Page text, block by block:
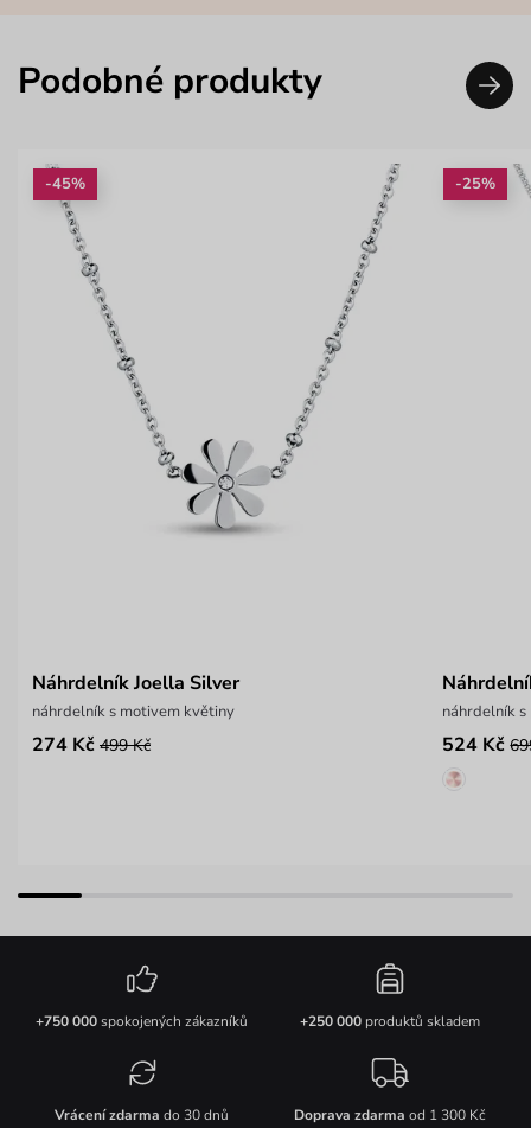
Podobné produkty
-45%
Náhrdelník Joella Silver
náhrdelník s motivem květiny
274 Kč 499 Kč
-25%
náhrdelník
524 Kč
+750 000spokojených zákazníků +250 000produktů skladem
Vrácení zdarma do 30 dnů Doprava zdarma od 1 300 Kč